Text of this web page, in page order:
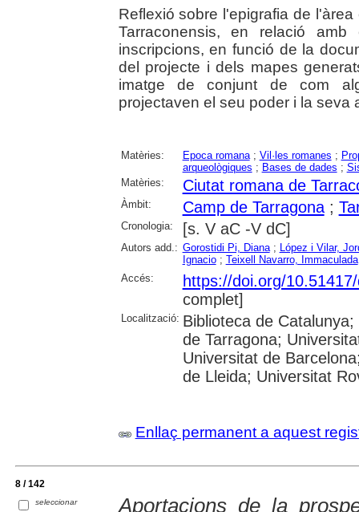
Reflexió sobre l'epigrafia de
Tarraconensis, en relació
inscripcions, en funció de la
del projecte i dels mapes
imatge de conjunt de com
projectaven el seu poder i la seva
Matèries: Epoca romana; Vil·les romanes ;
arqueològiques ; Bases de dades ;
Matèries:
Ciutat romana de
Àmbit: Camp de Tarragona;
Cronologia: [s. V aC -V dC]
Autors add.: Gorostidi Pi, Diana; López i Vilar,
Ignacio; Teixell Navarro, Immaculada
Accés:
https://doi.org/
complet]
Localització: Biblioteca de
de Tarragona;
Universitat de
de Lleida; Universitat
Enllaç permanent a aquest
8 / 142
seleccionar Aportacions de la